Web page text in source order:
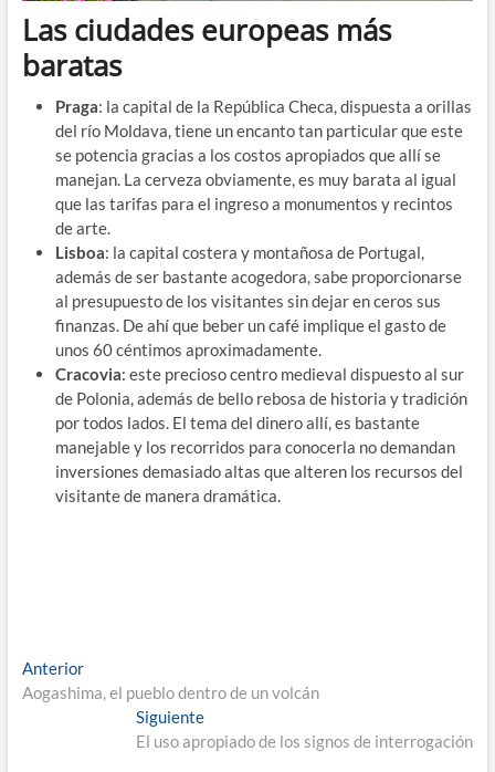
Las ciudades europeas más
baratas
Praga: la capital de la República Checa, dispuesta a orillas
del río Moldava, tiene un encanto tan particular que este
se potencia gracias a los costos apropiados que allí se
manejan. La cerveza obviamente, es muy barata al igual
que las tarifas para el ingreso a monumentos y recintos
de arte.
Lisboa: la capital costera y montañosa de Portugal,
además de ser bastante acogedora, sabe proporcionarse
al presupuesto de los visitantes sin dejar en ceros sus
finanzas. De ahí que beber un café implique el gasto de
unos 60 céntimos aproximadamente.
Cracovia: este precioso centro medieval dispuesto al sur
de Polonia, además de bello rebosa de historia y tradición
por todos lados. El tema del dinero allí, es bastante
manejable y los recorridos para conocerla no demandan
inversiones demasiado altas que alteren los recursos del
visitante de manera dramática.
Navegación
de
entradas
AnteriorEntrada
anterior:
Aogashima, el pueblo dentro de un volcán
SiguienteEntrada
siguiente:
El uso apropiado de los signos de interrogación